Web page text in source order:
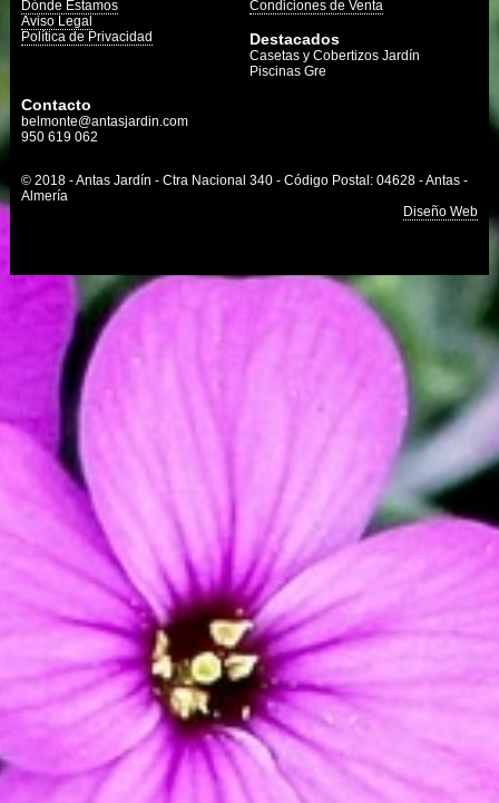
Dónde Estamos
Aviso Legal
Política de Privacidad
Condiciones de Venta
Destacados
Casetas y Cobertizos Jardín
Piscinas Gre
Contacto
belmonte@antasjardin.com
950 619 062
© 2018 - Antas Jardín - Ctra Nacional 340 - Código Postal: 04628 - Antas -
Almería
Diseño Web